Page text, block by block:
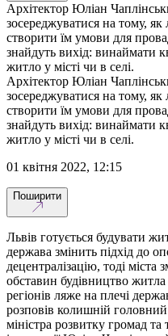
Архітектор Юліан
зосереджуватися на тому,
створити їм умови для
знайдуть вихід: винаймати
житло у місті чи в селі.
Архітектор Юліан
зосереджуватися на тому,
створити їм умови для
знайдуть вихід: винаймати
житло у місті чи в селі.
01 квітня 2022, 12:15
Поширити
Львів готується будувати
держава змінить підхід до
децентралізацію, тоді
обставин будівництво
регіонів ляже на плечі
розповів колишній
міністра розвитку громад та